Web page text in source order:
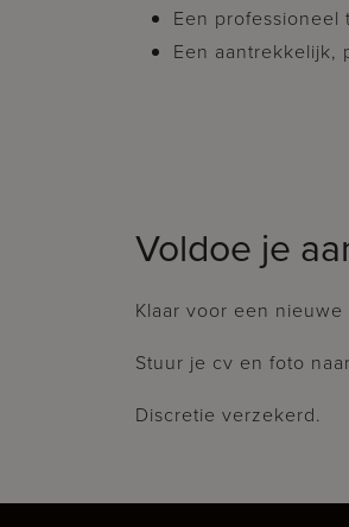
Een professioneel
Een aantrekkelijk,
Voldoe je
Klaar voor een
Stuur je cv en foto
Discretie verzekerd.